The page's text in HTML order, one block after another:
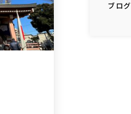
ブログ